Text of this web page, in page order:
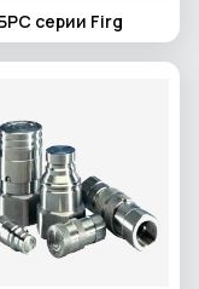
серии Firg